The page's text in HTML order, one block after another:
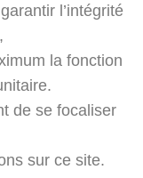
l’intégrité
la fonction
de se focaliser
sur ce site.